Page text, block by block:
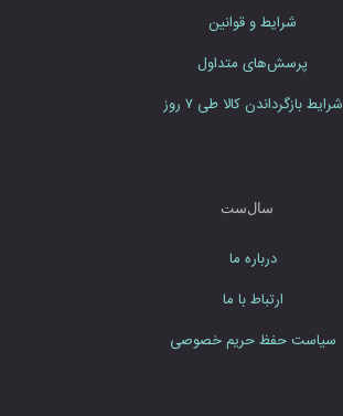
ی
د
شرایط و قوانین
پرسش‌های متداول
شرایط بازگرداندن کالا طی ۷ روز
سال‌ست
درباره ما
ارتباط با ما
سیاست حفظ حریم خصوصی